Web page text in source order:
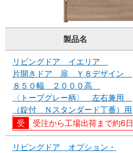
製品名
リビングドア イエリア
片開きドア 扉 Ｙ８デザイン
８５０幅 ２０００高
〈トープグレー柄〉 左右兼用
（錠付 Ｎスタンダード丁番）用
受注から工場出荷まで約6日
リビングドア オプション・